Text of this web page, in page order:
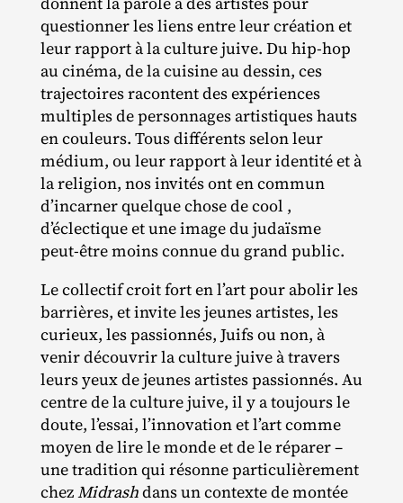
questionner les liens entre leur création et
leur rapport à la culture juive. Du hip‐​hop
au cinéma, de la cuisine au dessin, ces
trajectoires racontent des expériences
multiples de personnages artistiques hauts
en couleurs. Tous différents selon leur
médium, ou leur rapport à leur identité et à
la religion, nos invités ont en commun
d’incarner quelque chose de cool ,
d’éclectique et une image du judaïsme
peut‐​être moins connue du grand public.
Le collectif croit fort en l’art pour abolir les
barrières, et invite les jeunes artistes, les
curieux, les passionnés, Juifs ou non, à
venir découvrir la culture juive à travers
leurs yeux de jeunes artistes passionnés. Au
centre de la culture juive, il y a toujours le
doute, l’essai, l’innovation et l’art comme
moyen de lire le monde et de le réparer –
une tradition qui résonne particulièrement
chezMidrashdans un contexte de montée